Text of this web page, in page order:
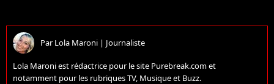
ParLola Maroni | Journaliste
Lola Maroni est rédactrice pour le site Purebreak.com et
notamment pour les rubriques TV, Musique et Buzz.